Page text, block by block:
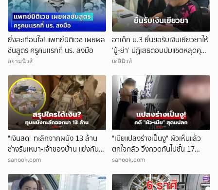
ยิ่งสะเทือนใจ! แพทย์นิติเวช เผยผล
ชันสูตร ครูคนเเรกที่ นร. ลงมือ
สยามนิวส์
อาเด็ก ม.3 ยื่นขอรับเงินเยียวยาให้
‘ปู่-ย่า’ ปฏิเสธตอบปมแชตหลุดคุย
แม่ ‘ถูกกลั่นแกล้ง’
เดลินิวส์
"เงินสด" ทะลักจากผนัง 13 ล้าน
ช่างรับเหมา-เจ้าของบ้าน แย่งกัน
วุ่น สุดท้ายศาลตัดสินให้ใคร?!
sanook.com
"เมียแปลงร่างเป็นงู" ผัวเห็นแล้ว
ตกใจกลัว วิ่งกวดกันไปชั้น 17
ตร.เผยบทสรุปคดีสุดแปลก!
sanook.com